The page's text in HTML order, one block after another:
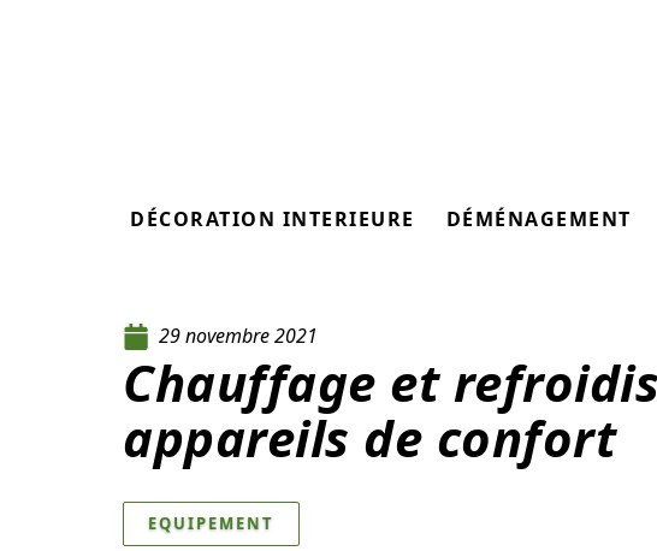
DÉCORATION INTERIEURE DÉMÉNAGEMENT
29 novembre 2021
Chauffage et
appareils de confort
EQUIPEMENT